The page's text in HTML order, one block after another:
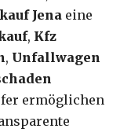
Jena eine
, Kfz
, Unfallwagen
ermöglichen